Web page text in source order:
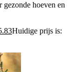
gezonde hoeven en
Huidige prijs is: